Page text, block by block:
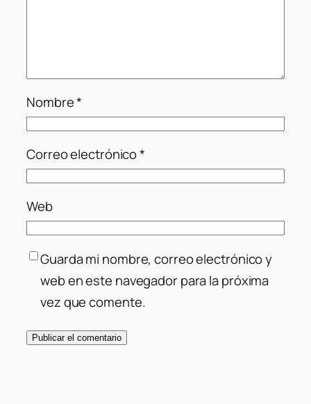
Nombre*
Correo electrónico*
Web
Guarda mi nombre, correo electrónico y
web en este navegador para la próxima
vez que comente.